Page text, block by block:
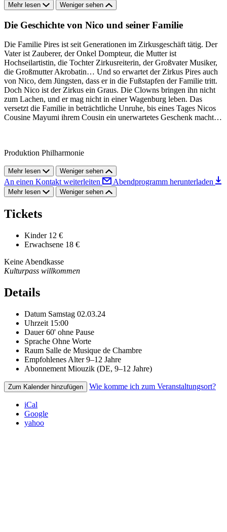
Mehr lesen Weniger sehen
Die Geschichte von Nico und seiner Familie
Die Familie Pires ist seit Generationen im Zirkusgeschäft tätig. Der
Vater ist Zauberer, der Onkel Dompteur, die Mutter ist
Hochseilartistin, die Tochter Zirkusreiterin, der Großvater Musiker,
die Großmutter Akrobatin… Und so erwartet der Zirkus Pires auch
von Nico, dem Jüngsten, dass er in die Fußstapfen der Familie tritt.
Doch Nico ist der Zirkus ein Graus. Die Clowns bringen ihn nicht
zum Lachen, und er mag nicht in einer Wagenburg leben. Das
versetzt die Familie in beträchtliche Unruhe, bis eines Tages Nicos
Cousine Mayumi ihrem Cousin ein unerwartetes Geschenk macht…
Produktion Philharmonie
Mehr lesen Weniger sehen
An einen Kontakt weiterleiten Abendprogramm herunterladen
Mehr lesen Weniger sehen
Tickets
Kinder 12 €
Erwachsene 18 €
Keine Abendkasse
Kulturpass willkommen
Details
Datum Samstag 02.03.24
Uhrzeit 15:00
Dauer 60' ohne Pause
Sprache Ohne Worte
Raum Salle de Musique de Chambre
Empfohlenes Alter 9–12 Jahre
Abonnement Miouzik (DE, 9–12 Jahre)
Zum Kalender hinzufügen Wie komme ich zum Veranstaltungsort?
iCal
Google
yahoo